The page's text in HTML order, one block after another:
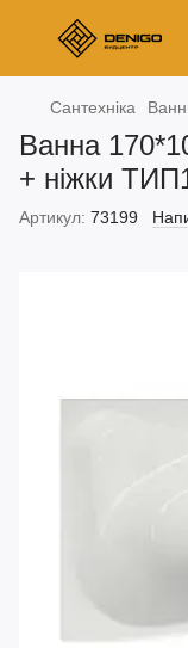
Сантехніка
Ванна
+ ніжки
Артикул: 73199